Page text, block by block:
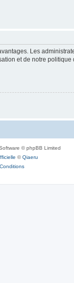
Les
et de notre
© phpBB Limited
©Qiaeru
Conditions